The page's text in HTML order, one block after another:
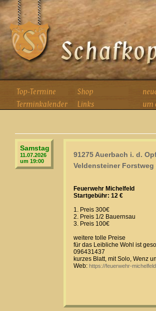
Samstag
11.07.2026
um 19:00
91275 Auerbach i. d.
Veldensteiner Forstweg
Feuerwehr Michelfeld
Startgebühr: 12 €
1. Preis 300€
2. Preis 1/2 Bauernsau
3. Preis 100€
weitere tolle Preise
für das Leibliche Wohl ist
096431437
kurzes Blatt, mit Solo, Wenz
Web: https://feuerwehr-